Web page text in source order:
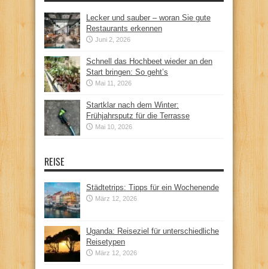
Lecker und sauber – woran Sie gute
Restaurants erkennen
Juni 2, 2026
Schnell das Hochbeet wieder an den
Start bringen: So geht’s
Mai 11, 2026
Startklar nach dem Winter:
Frühjahrsputz für die Terrasse
Mai 10, 2026
REISE
Städtetrips: Tipps für ein Wochenende
März 12, 2026
Uganda: Reiseziel für unterschiedliche
Reisetypen
März 12, 2026